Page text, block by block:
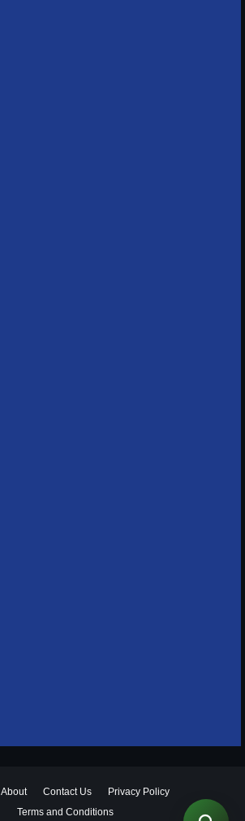
About Contact Us
Privacy Policy
Terms and Conditions